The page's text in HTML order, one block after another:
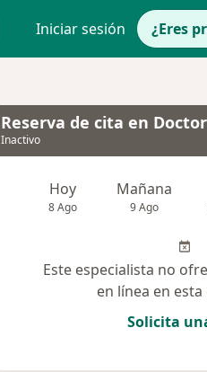
Iniciar sesión ¿Eres
Reserva de cita en
Inactivo
Hoy
8 Ago
Mañana
9 Ago
Este especialista no
en línea en
Solicita